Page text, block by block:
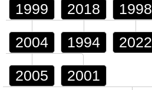
1999 2018 1998
2004 1994 2022
2005 2001